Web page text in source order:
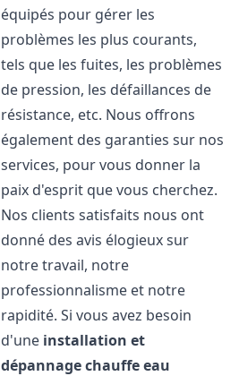
équipés pour gérer les
problèmes les plus courants,
tels que les fuites, les problèmes
de pression, les défaillances de
résistance, etc. Nous offrons
également des garanties sur nos
services, pour vous donner la
paix d'esprit que vous cherchez.
Nos clients satisfaits nous ont
donné des avis élogieux sur
notre travail, notre
professionnalisme et notre
rapidité. Si vous avez besoin
d'une installation et
dépannage chauffe eau